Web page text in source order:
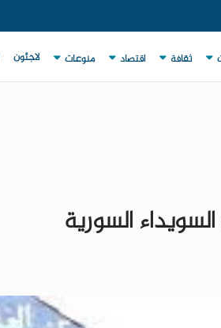
ثقافة اقتصاد منوعات لاجئون
السورية